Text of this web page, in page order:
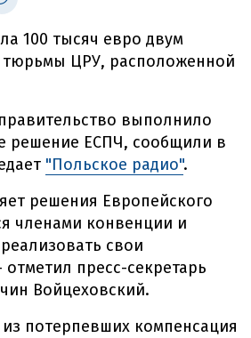
100 тысяч евро двум
ЦРУ, расположенной
выполнило
решение ЕСПЧ, сообщили в
"Польское радио".
решения Европейского
членами конвенции и
свои
отметил пресс-секретарь
Войцеховский.
потерпевших компенсация